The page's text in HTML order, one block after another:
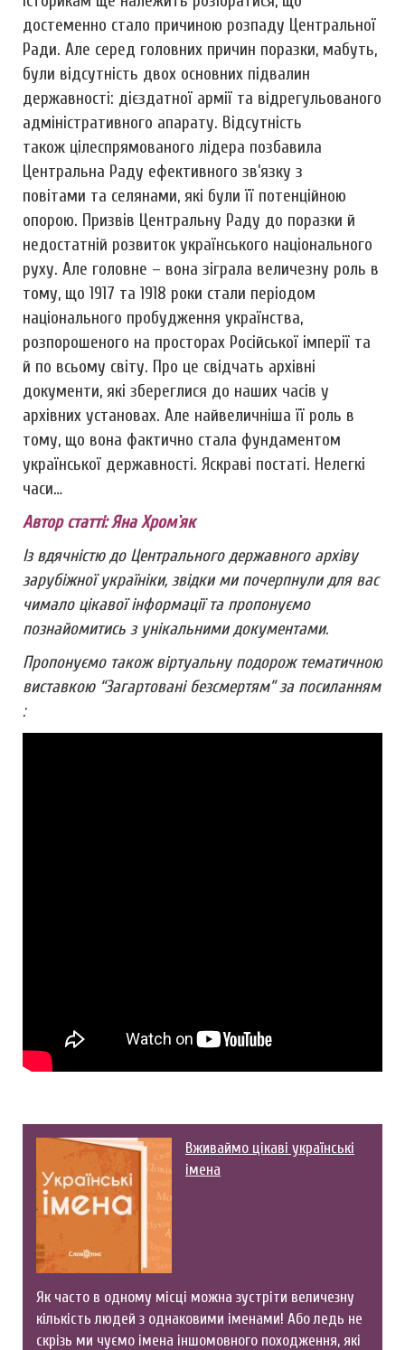
достеменно стало причиною розпаду Центральної
Ради. Але серед головних причин поразки, мабуть,
були відсутність двох основних підвалин
державності: дієздатної армії та відрегульованого
адміністративного апарату. Відсутність
також цілеспрямованого лідера позбавила
Центральна Раду ефективного зв’язку з
повітами та селянами, які були її потенційною
опорою. Призвів Центральну Раду до поразки й
недостатній розвиток українського національного
руху. Але головне – вона зіграла величезну роль в
тому, що 1917 та 1918 роки стали періодом
національного пробудження українства,
розпорошеного на просторах Російської імперії та
й по всьому світу. Про це свідчать архівні
документи, які збереглися до наших часів у
архівних установах. Але найвеличніша її роль в
тому, що вона фактично стала фундаментом
української державності. Яскраві постаті. Нелегкі
часи…
Автор статті:Яна Хром`як
Із вдячністю до Центрального державного архіву
зарубіжної україніки, звідки ми почерпнули для вас
чимало цікавої інформації та пропонуємо
познайомитись з унікальними документами.
Пропонуємо також віртуальну подорож тематичною
виставкою “Загартовані безсмертям” за посиланням
:
Вживаймо цікаві українські
імена
Як часто в одному місці можна зустріти величезну
кількість людей з однаковими іменами! Або ледь не
скрізь ми чуємо імена іншомовного походження, які